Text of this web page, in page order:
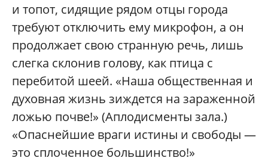
и топот, сидящие рядом отцы города
требуют отключить ему микрофон, а он
продолжает свою странную речь, лишь
слегка склонив голову, как птица с
перебитой шеей. «Наша общественная и
духовная жизнь зиждется на зараженной
ложью почве!» (Аплодисменты зала.)
«Опаснейшие враги истины и свободы —
это сплоченное большинство!»